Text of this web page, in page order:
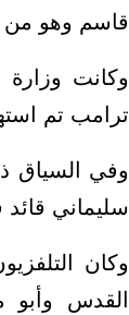
قاسم وهو من
وكانت وزارة
ترامب تم
وفي السياق
سليماني
وكان
القدس